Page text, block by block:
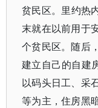
贫民区。里约热
末就在以前用于
个贫民区。随后
建立自己的自建
以码头日工、采
等为主，住房黑